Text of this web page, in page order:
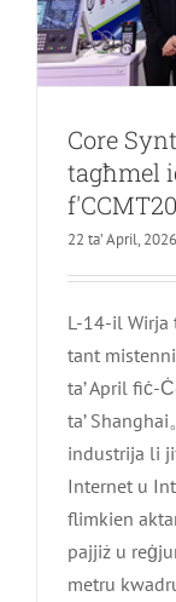
Core
tagħmel
22 ta’ April, 2026
L-14-il Wirja
tant
ta’ April fiċ-
ta’
industrija li
Internet u
flimkien
pajjiż u
metru